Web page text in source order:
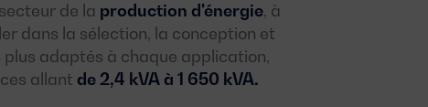
de la production d'énergie, à
dans la sélection, la conception et
adaptés à chaque application,
allant de 2,4 kVA à 1 650 kVA.